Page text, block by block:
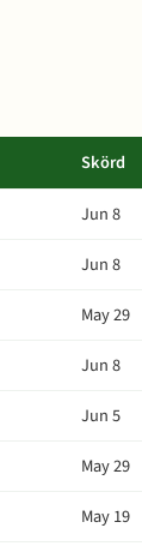
Skörd
Jun 8
Jun 8
May 29
Jun 8
Jun 5
May 29
May 19